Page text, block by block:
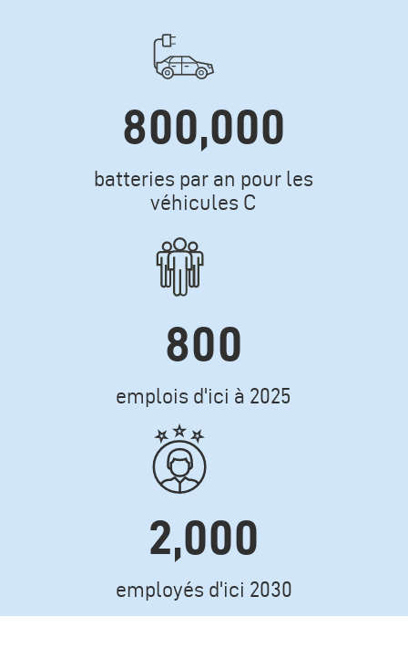
800,000
batteries par an pour les
véhicules C
Icone
800
emplois d'ici à 2025
Icone
2,000
employés d'ici 2030